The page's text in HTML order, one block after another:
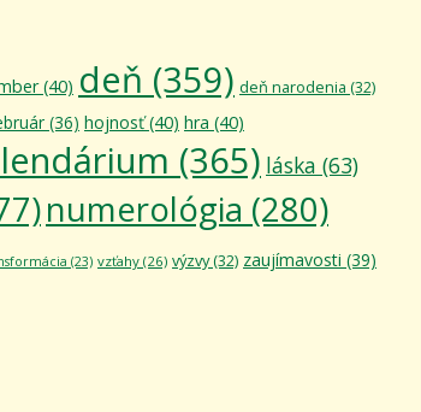
(40) deň (359) deň narodenia (32)
(36) hojnosť(40) hra (40)
(365) láska (63)
numerológia (280)
(23) vzťahy (26) výzvy(32) zaujímavosti (39)